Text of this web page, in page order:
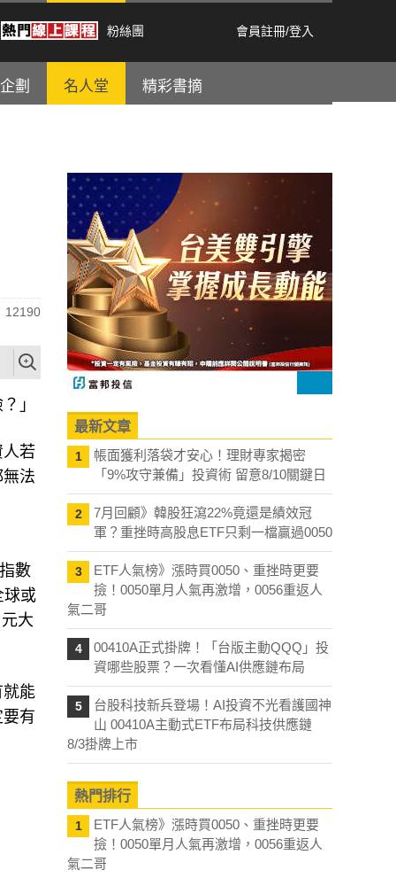
粉絲團 會員註冊/登入
劃 名人堂 精彩書摘
12190
」
若
法
數
球或
大
就能
有
最新文章
1
帳面獲利落袋才安心！理財專家揭密
「9%攻守兼備」投資術 留意8/10關鍵日
2
7月回顧》韓股狂瀉22%竟還是績效冠
軍？重挫時高股息ETF只剩一檔贏過0050
3
ETF人氣榜》漲時買0050、重挫時更要
撿！0050單月人氣再激增，0056重返人
氣二哥
4
00410A正式掛牌！「台版主動QQQ」投
資哪些股票？一次看懂AI供應鏈布局
5
台股科技新兵登場！AI投資不光看護國神
山 00410A主動式ETF布局科技供應鏈
8/3掛牌上市
熱門排行
1
ETF人氣榜》漲時買0050、重挫時更要
撿！0050單月人氣再激增，0056重返人
氣二哥